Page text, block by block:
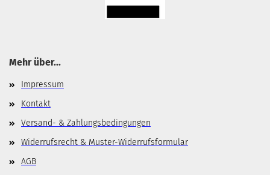
Mehr über...
Impressum
Kontakt
Versand- & Zahlungsbedingungen
Widerrufsrecht & Muster-Widerrufsformular
AGB